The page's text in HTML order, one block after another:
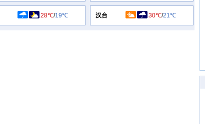
28℃/19℃ 汉台 30℃/21℃